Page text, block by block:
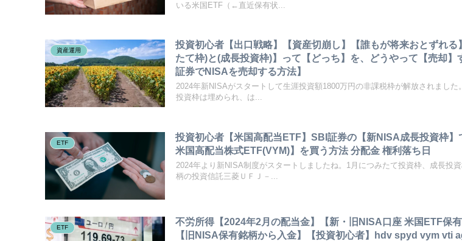
いる米国ETF（←直近保有状...
資産運用
投資初心者【出口戦略】【資産切崩し】【誰もが将来おとずれる
たて枠)と(成長投資枠)】って【どっち】を、どうやって【売却】
証券でNISAを売却する方法】
2024年新NISAがスタートして生涯投資額1800万円の非課税枠が解放されました
投資枠は埋められ、は...
ETF
投資初心者【米国高配当ETF】SBI証券の【新NISA成長投資枠】
米国高配当株式ETF(VYM)】を買う方法 分配金 権利落ち日
2024年より新NISA制度がスタートしましたね。1月につみたて投資枠、成長投
柄の投資信託三菱ＵＦＪ－...
ETF
不労所得【2024年2月の配当金】【新・旧NISA口座 米国ETF保有
【旧NISA保有銘柄から入金】【投資初心者】hdv spyd vym vti